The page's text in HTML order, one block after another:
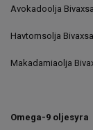
Avokadoolja
Havtornsolja
Makadamiaolja
Omega-9 oljesyra